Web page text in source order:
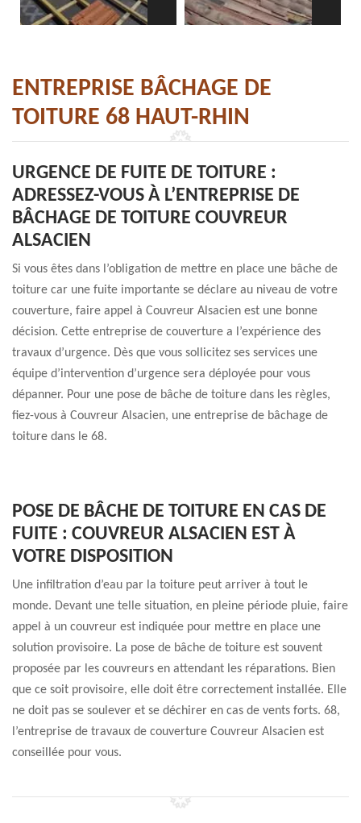
ENTREPRISE BÂCHAGE DE
TOITURE 68 HAUT-RHIN
URGENCE DE FUITE DE TOITURE :
ADRESSEZ-VOUS À L’ENTREPRISE DE
BÂCHAGE DE TOITURE COUVREUR
ALSACIEN
Si vous êtes dans l’obligation de mettre en place une bâche de
toiture car une fuite importante se déclare au niveau de votre
couverture, faire appel à Couvreur Alsacien est une bonne
décision. Cette entreprise de couverture a l’expérience des
travaux d’urgence. Dès que vous sollicitez ses services une
équipe d’intervention d’urgence sera déployée pour vous
dépanner. Pour une pose de bâche de toiture dans les règles,
fiez-vous à Couvreur Alsacien, une entreprise de bâchage de
toiture dans le 68.
POSE DE BÂCHE DE TOITURE EN CAS DE
FUITE : COUVREUR ALSACIEN EST À
VOTRE DISPOSITION
Une infiltration d’eau par la toiture peut arriver à tout le
monde. Devant une telle situation, en pleine période pluie, faire
appel à un couvreur est indiquée pour mettre en place une
solution provisoire. La pose de bâche de toiture est souvent
proposée par les couvreurs en attendant les réparations. Bien
que ce soit provisoire, elle doit être correctement installée. Elle
ne doit pas se soulever et se déchirer en cas de vents forts. 68,
l’entreprise de travaux de couverture Couvreur Alsacien est
conseillée pour vous.